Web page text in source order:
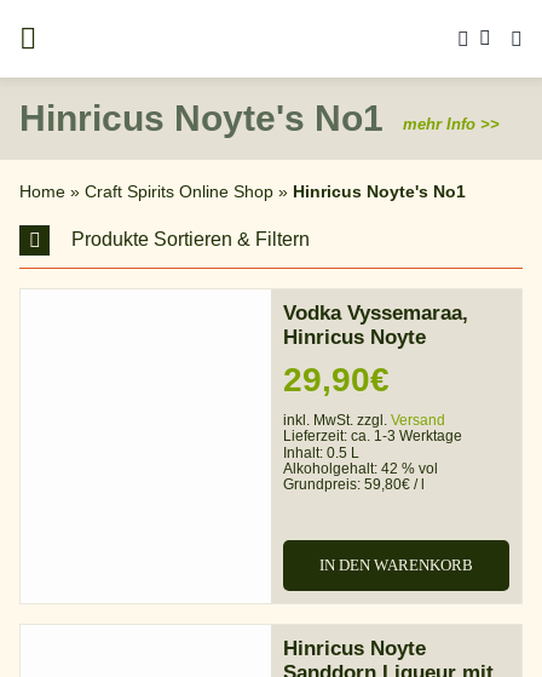
Inhalt
springen
Hinricus Noyte's No1 mehr Info >>
Home» Craft Spirits Online Shop» Hinricus Noyte's No1
Produkte Sortieren & Filtern
Vodka Vyssemaraa,
Hinricus Noyte
29,90€
inkl. MwSt. zzgl. Versand
Lieferzeit: ca. 1-3 Werktage
Inhalt: 0.5 L
Alkoholgehalt: 42 % vol
Grundpreis: 59,80€ /
IN DEN WARENKORB
Hinricus Noyte